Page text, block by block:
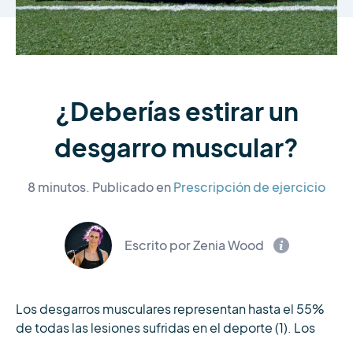
¿Deberías estirar un
desgarro muscular?
8 minutos. Publicado enPrescripción de ejercicio
Escrito por Zenia Wood
Los desgarros musculares representan hasta el 55%
de todas las lesiones sufridas en el deporte (1). Los